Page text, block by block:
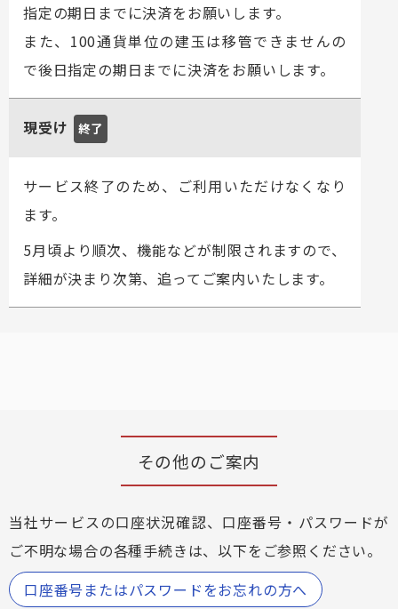
指定の期日までに決済をお願いします。
また、100通貨単位の建玉は移管できませんの
で後日指定の期日までに決済をお願いします。
現受け 終了
サービス終了のため、ご利用いただけなくなり
ます。
5月頃より順次、機能などが制限されますので、
詳細が決まり次第、追ってご案内いたします。
その他のご案内
当社サービスの口座状況確認、口座番号・パスワードが
ご不明な場合の各種手続きは、以下をご参照ください。
口座番号またはパスワードをお忘れの方へ